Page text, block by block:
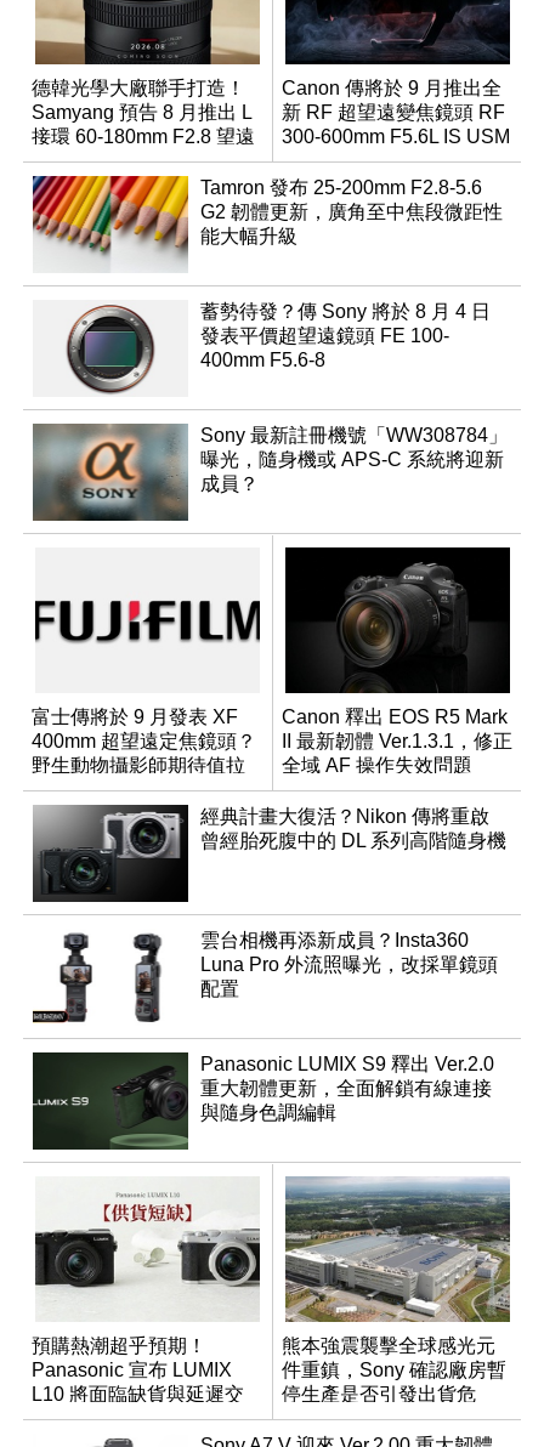
德韓光學大廠聯手打造！
Samyang 預告 8 月推出 L
接環 60-180mm F2.8 望遠
變焦鏡
Canon 傳將於 9 月推出全
新 RF 超望遠變焦鏡頭 RF
300-600mm F5.6L IS USM
Tamron 發布 25-200mm F2.8-5.6
G2 韌體更新，廣角至中焦段微距性
能大幅升級
蓄勢待發？傳 Sony 將於 8 月 4 日
發表平價超望遠鏡頭 FE 100-
400mm F5.6-8
Sony 最新註冊機號「WW308784」
曝光，隨身機或 APS-C 系統將迎新
成員？
富士傳將於 9 月發表 XF
400mm 超望遠定焦鏡頭？
野生動物攝影師期待值拉
滿
Canon 釋出 EOS R5 Mark
II 最新韌體 Ver.1.3.1，修正
全域 AF 操作失效問題
經典計畫大復活？Nikon 傳將重啟
曾經胎死腹中的 DL 系列高階隨身機
雲台相機再添新成員？Insta360
Luna Pro 外流照曝光，改採單鏡頭
配置
Panasonic LUMIX S9 釋出 Ver.2.0
重大韌體更新，全面解鎖有線連接
與隨身色調編輯
預購熱潮超乎預期！
Panasonic 宣布 LUMIX
L10 將面臨缺貨與延遲交
貨時間
熊本強震襲擊全球感光元
件重鎮，Sony 確認廠房暫
停生產是否引發出貨危
機？